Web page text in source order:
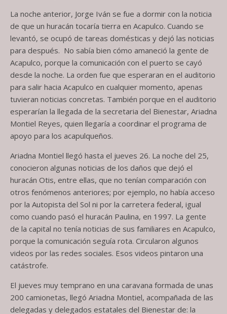
La noche anterior, Jorge Iván se fue a dormir con la noticia
de que un huracán tocaría tierra en Acapulco. Cuando se
levantó, se ocupó de tareas domésticas y dejó las noticias
para después. No sabía bien cómo amaneció la gente de
Acapulco, porque la comunicación con el puerto se cayó
desde la noche. La orden fue que esperaran en el auditorio
para salir hacia Acapulco en cualquier momento, apenas
tuvieran noticias concretas. También porque en el auditorio
esperarían la llegada de la secretaria del Bienestar, Ariadna
Montiel Reyes, quien llegaría a coordinar el programa de
apoyo para los acapulqueños.
Ariadna Montiel llegó hasta el jueves 26. La noche del 25,
conocieron algunas noticias de los daños que dejó el
huracán Otis, entre ellas, que no tenían comparación con
otros fenómenos anteriores; por ejemplo, no había acceso
por la Autopista del Sol ni por la carretera federal, igual
como cuando pasó el huracán Paulina, en 1997. La gente
de la capital no tenía noticias de sus familiares en Acapulco,
porque la comunicación seguía rota. Circularon algunos
videos por las redes sociales. Esos videos pintaron una
catástrofe.
El jueves muy temprano en una caravana formada de unas
200 camionetas, llegó Ariadna Montiel, acompañada de las
delegadas y delegados estatales del Bienestar de: la